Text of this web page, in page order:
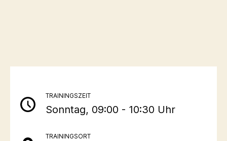
TRAININGSZEIT
Sonntag, 09:00 - 10:30 Uhr
TRAININGSORT